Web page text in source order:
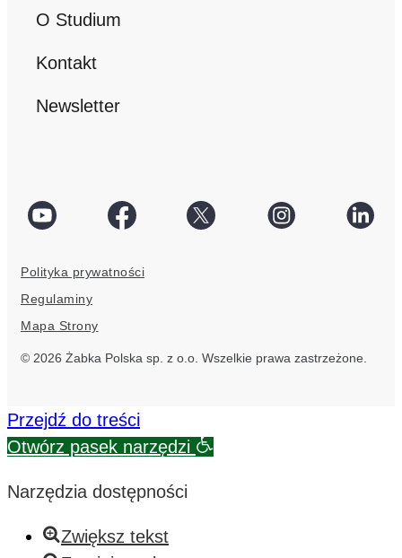
O Studium
Kontakt
Newsletter
© 2026 Żabka Polska sp. z o.o. Wszelkie prawa zastrzeżone.
social
Facebook
link
Twitter
Instagram
Polityka prywatności
Regulaminy
Mapa Strony
Przejdź do treści
Otwórz pasek narzędzi
Narzędzia dostępności
Zwiększ tekst